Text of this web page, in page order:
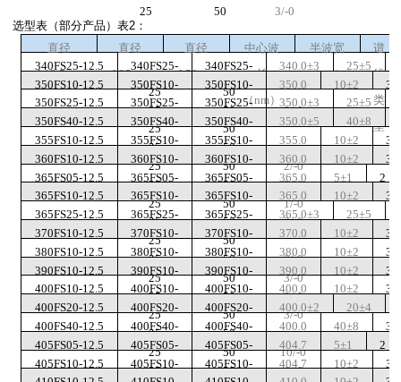
25
50
3/-0
选型表（部分产品）表2：
直径
Φ12.5mm
直径
Φ25mm
直径
Φ50mm
中心波
长
（nm）
半波宽
（nm）
谱
线
类
型
340FS25-12.5
340FS25-
25
340FS25-
50
340.0±3 25±5
350FS10-12.5
350FS10-
25
350FS10-
50
350.0
3/-0
10±2
3
350FS25-12.5
350FS25-
25
350FS25-
50
350.0±3 25±5
350FS40-12.5
350FS40-
25
350FS40-
50
350.0±5 40±8
355FS10-12.5
355FS10-
25
355FS10-
50
355.0
2/-0
10±2
3
360FS10-12.5
360FS10-
25
360FS10-
50
360.0
3/-0
10±2
3
365FS05-12.5
365FS05-
25
365FS05-
50
365.0
1/-0
5±1
2
365FS10-12.5
365FS10-
25
365FS10-
50
365.0
2/-0
10±2
3
365FS25-12.5
365FS25-
25
365FS25-
50
365.0±3 25±5
370FS10-12.5
370FS10-
25
370FS10-
50
370.0
3/-0
10±2
3
380FS10-12.5
380FS10-
25
380FS10-
50
380.0
3/-0
10±2
3
390FS10-12.5
390FS10-
25
390FS10-
50
390.0
3/-0
10±2
3
400FS10-12.5
400FS10-
25
400FS10-
50
400.0
3/-0
10±2
3
400FS20-12.5
400FS20-
25
400FS20-
50
400.0±2 20±4
400FS40-12.5
400FS40-
25
400FS40-
50
400.0
10/-0
40±8
3
405FS05-12.5
405FS05-
25
405FS05-
50
404.7
1/-0
5±1
2
405FS10-12.5
405FS10-
405FS10-
404.7
10±2
3